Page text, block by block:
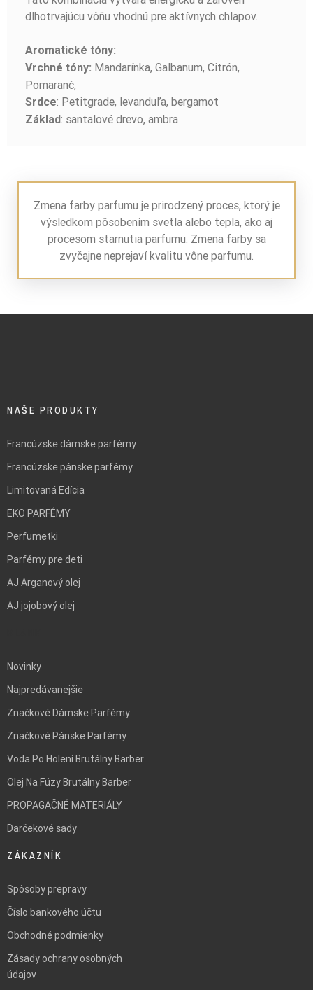
dlhotrvajúcu vôňu vhodnú pre aktívnych chlapov.
Aromatické tóny:
Vrchné tóny: Mandarínka, Galbanum, Citrón,
Pomaranč,
Srdce: Petitgrade, levanduľa, bergamot
Základ: santalové drevo, ambra
Zmena farby parfumu je prirodzený proces, ktorý je
výsledkom pôsobením svetla alebo tepla, ako aj
procesom starnutia parfumu. Zmena farby sa
zvyčajne neprejaví kvalitu vône parfumu.
NAŠE PRODUKTY
Francúzske dámske parfémy
Francúzske pánske parfémy
Limitovaná Edícia
EKO PARFÉMY
Perfumetki
Parfémy pre deti
AJ Arganový olej
AJ jojobový olej
Novinky
Najpredávanejšie
Značkové Dámske Parfémy
Značkové Pánske Parfémy
Voda Po Holení Brutálny Barber
Olej Na Fúzy Brutálny Barber
PROPAGAČNÉ MATERIÁLY
Darčekové sady
ZÁKAZNÍK
Spôsoby prepravy
Číslo bankového účtu
Obchodné podmienky
Zásady ochrany osobných
údajov